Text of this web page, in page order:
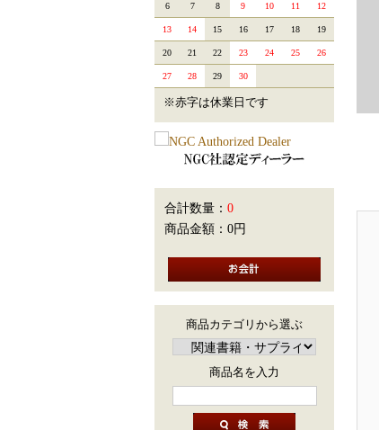
6 7 8 9 10 11 12
13 14 15 16 17 18 19
20 21 22 23 24 25 26
27 28 29 30
※赤字は休業日です
合計数量： 0
商品金額： 0円
商品カテゴリから選ぶ
商品名を入力